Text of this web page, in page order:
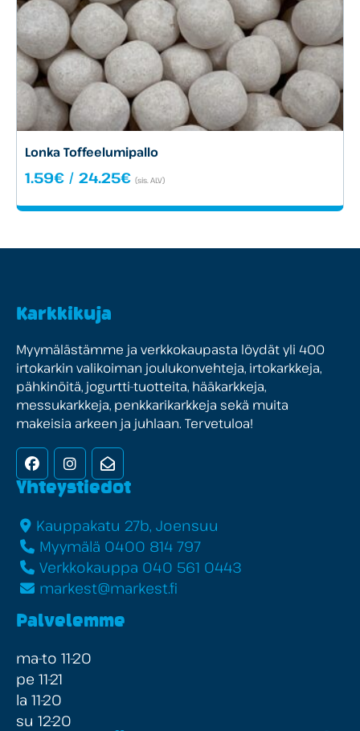
Lonka Toffeelumipallo
1.59€ / 24.25€Hintaluokka:
-
(sis. ALV)
Karkkikuja
Myymälästämme ja verkkokaupasta löydät yli 400
irtokarkin valikoiman joulukonvehteja, irtokarkkeja,
pähkinöitä, jogurtti-tuotteita, hääkarkkeja,
messukarkkeja, penkkarikarkkeja sekä muita
makeisia arkeen ja juhlaan. Tervetuloa!
FacebookInstagramUutiskirje
Yhteystiedot
Kauppakatu 27b, Joensuu
Myymälä 0400 814 797
Verkkokauppa 040 561 0443
markest@markest.fi
Palvelemme
ma-to 11-20
pe 11-21
la 11-20
su 12-20